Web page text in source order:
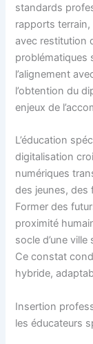
standards
rapports
avec restitution
problématiques
l’alignement
l’obtention du
enjeux de
L’éducation
digitalisation
numériques
des jeunes, des
Former des
proximité
socle d’une
Ce constat
hybride,
Insertion
les éducateurs